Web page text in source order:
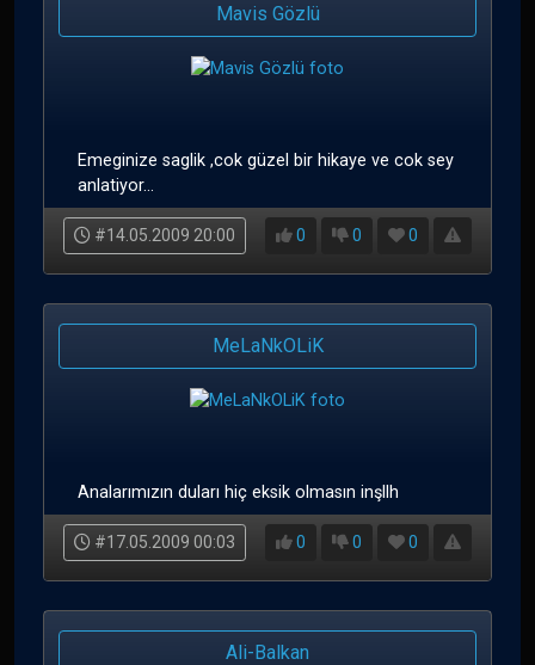
Mavis Gözlü
Emeginize saglik ,cok güzel bir hikaye ve cok sey
anlatiyor...
#14.05.2009 20:00 0 0 0
MeLaNkOLiK
Analarımızın duları hiç eksik olmasın inşllh
#17.05.2009 00:03 0 0 0
Ali-Balkan